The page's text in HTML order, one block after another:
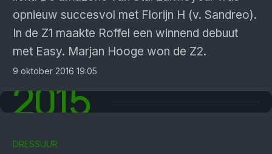
opnieuw succesvol met Florijn H (v. Sandreo).
In de Z1 maakte Roffel een winnend debuut
met Easy. Marjan Hooge won de Z2.
9 oktober 2016 19:05
2015
DRESSUUR